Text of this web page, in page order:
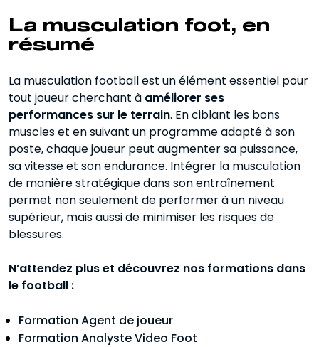
La musculation foot, en
résumé
La musculation football est un élément essentiel pour
tout joueur cherchant à améliorer ses
performances sur le terrain. En ciblant les bons
muscles et en suivant un programme adapté à son
poste, chaque joueur peut augmenter sa puissance,
sa vitesse et son endurance. Intégrer la musculation
de manière stratégique dans son entraînement
permet non seulement de performer à un niveau
supérieur, mais aussi de minimiser les risques de
blessures.
N’attendez plus et découvrez nos formations dans
le football :
Formation Agent de joueur
Formation Analyste Video Foot